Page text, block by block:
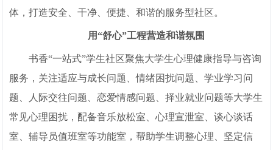
体，打造安全、干净、便捷、和谐的服务型社区。
用“舒心”工程营造和谐氛围
书香“一站式”学生社区聚焦大学生心理健康指导与咨询
服务，关注适应与成长问题、情绪困扰问题、学业学习问
题、人际交往问题、恋爱情感问题、择业就业问题等大学生
常见心理困扰，配备音乐放松室、心理宣泄室、谈心谈话
室、辅导员值班室等功能室，帮助学生调整心理、坚定信